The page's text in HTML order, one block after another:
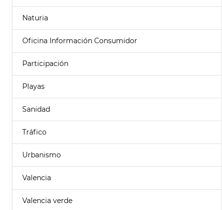
Naturia
Oficina Información Consumidor
Participación
Playas
Sanidad
Tráfico
Urbanismo
Valencia
Valencia verde